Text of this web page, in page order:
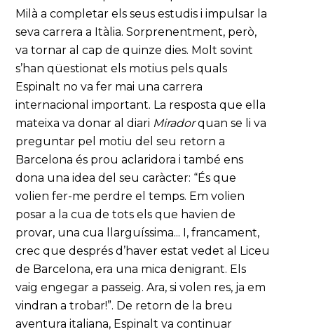
Milà a completar els seus estudis i impulsar la
seva carrera a Itàlia. Sorprenentment, però,
va tornar al cap de quinze dies. Molt sovint
s’han qüestionat els motius pels quals
Espinalt no va fer mai una carrera
internacional important. La resposta que ella
mateixa va donar al diari Miradorquan se li va
preguntar pel motiu del seu retorn a
Barcelona és prou aclaridora i també ens
dona una idea del seu caràcter: “És que
volien fer-me perdre el temps. Em volien
posar a la cua de tots els que havien de
provar, una cua llarguíssima... I, francament,
crec que després d’haver estat vedet al Liceu
de Barcelona, era una mica denigrant. Els
vaig engegar a passeig. Ara, si volen res, ja em
vindran a trobar!”. De retorn de la breu
aventura italiana, Espinalt va continuar